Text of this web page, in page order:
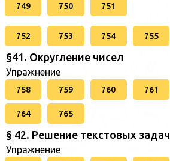
749 750 751
752 753 754 755
§41. Округление чисел
Упражнение
758 759 760 761
764 765
§ 42. Решение текстовых задач
Упражнение